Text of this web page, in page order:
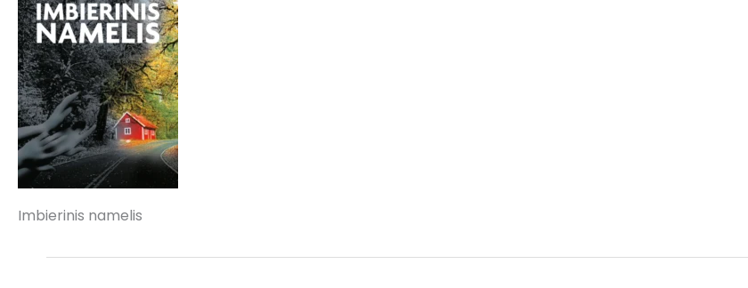
Imbierinis namelis